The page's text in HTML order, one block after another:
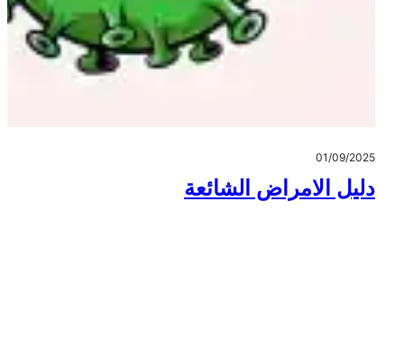
01/09/2025
دليل الامراض الشائعة